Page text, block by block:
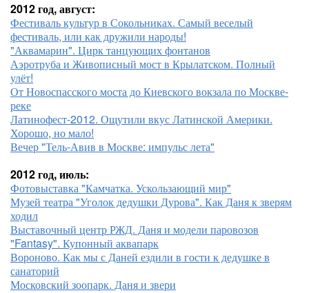
2012 год, август:
Фестиваль культур в Сокольниках. Самый веселый
фестиваль, или как дружили народы!
"Аквамарин". Цирк танцующих фонтанов
Аэротруба и Живописный мост в Крылатском. Полный
улёт!
От Новоспасского моста до Киевского вокзала по Москве-
реке
Латинофест-2012. Ощутили вкус Латинской Америки.
Хорошо, но мало!
Вечер "Тель-Авив в Москве: импульс лета"
2012 год, июль:
Фотовыставка "Камчатка. Ускользающий мир"
Музей театра "Уголок дедушки Дурова". Как Даня к зверям
ходил
Выставочный центр РЖД. Даня и модели паровозов
"Fantasy". Купонный аквапарк
Вороново. Как мы с Даней ездили в гости к дедушке в
санаторий
Московский зоопарк. Даня и звери